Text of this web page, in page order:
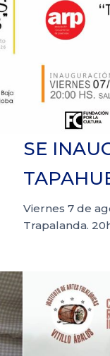
SE
Viernes 7 de
Trapalanda.